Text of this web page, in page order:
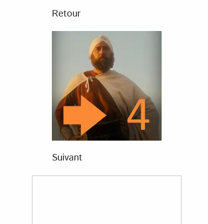
Retour
Suivant